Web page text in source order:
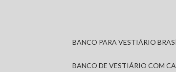
BANCO PARA VESTIÁRIO
BANCO DE VESTIÁRIO COM